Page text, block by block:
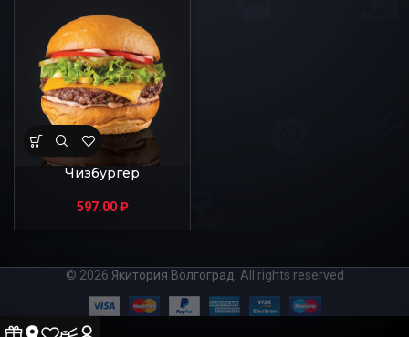
Чизбургер
597.00₽
© 2026 Якитория Волгоград . All rights reserved